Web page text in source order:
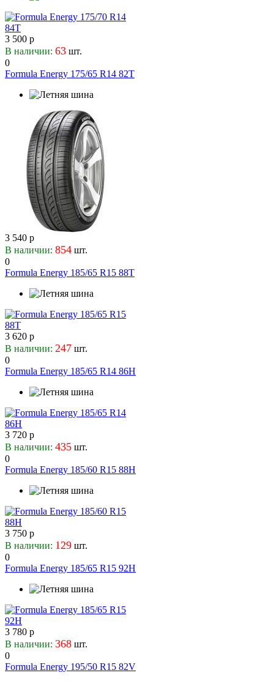
3 500 р
В наличии: 63 шт.
0
Formula Energy 175/65 R14 82T
3 540 р
В наличии: 854 шт.
0
Formula Energy 185/65 R15 88T
3 620 р
В наличии: 247 шт.
0
Formula Energy 185/65 R14 86H
3 720 р
В наличии: 435 шт.
0
Formula Energy 185/60 R15 88H
3 750 р
В наличии: 129 шт.
0
Formula Energy 185/65 R15 92H
3 780 р
В наличии: 368 шт.
0
Formula Energy 195/50 R15 82V